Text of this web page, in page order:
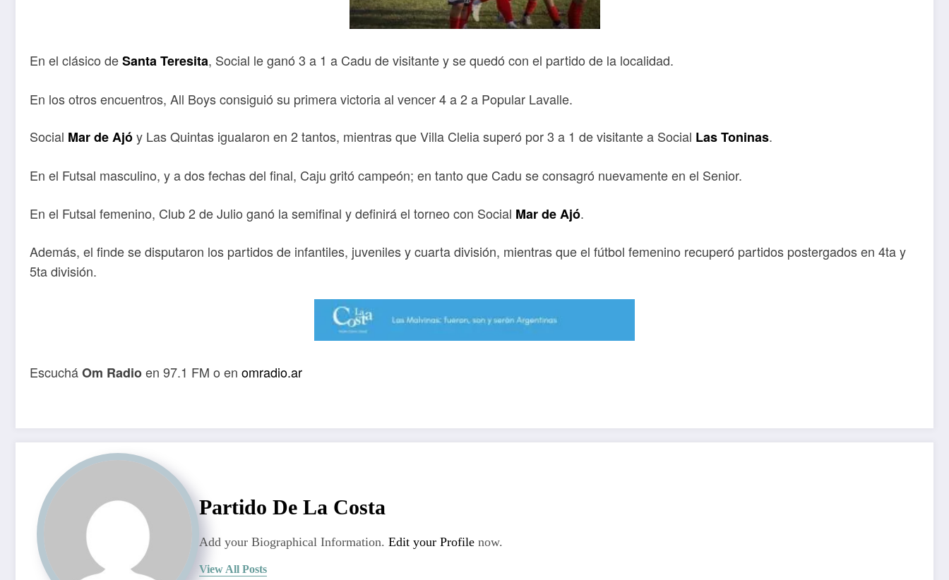
En el clásico deSanta Teresita, Social le ganó 3 a 1 a Cadu de visitante y se quedó con el partido de la localidad.
En los otros encuentros, All Boys consiguió su primera victoria al vencer 4 a 2 a Popular Lavalle.
Social Mar de Ajóy Las Quintas igualaron en 2 tantos, mientras que Villa Clelia superó por 3 a 1 de visitante a Social Las Toninas.
En el Futsal masculino, y a dos fechas del final, Caju gritó campeón; en tanto que Cadu se consagró nuevamente en el Senior.
En el Futsal femenino, Club 2 de Julio ganó la semifinal y definirá el torneo con Social Mar de Ajó.
Además, el finde se disputaron los partidos de infantiles, juveniles y cuarta división, mientras que el fútbol femenino recuperó partidos postergados en 4ta y
5ta división.
EscucháOm Radioen 97.1 FM o en omradio.ar
Partido De La Costa
Add your Biographical Information. Edit your Profile now.
View All Posts